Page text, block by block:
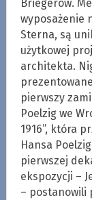
Briegerów.
wyposażenie
Sterna, są
użytkowej
architekta.
pierwszy
Poelzig we
1916”, która
Hansa
pierwszej
ekspozycji –
– postanowili